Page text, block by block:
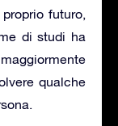
futuro,
di studi ha
qualche